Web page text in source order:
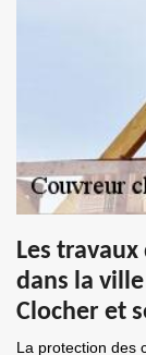
Les
dans la
Clocher et
La protection des